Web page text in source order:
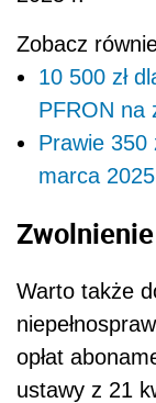
Zobacz
10 500 zł
PFRON na
Prawie 350
marca
Warto także
opłat
ustawy z 21